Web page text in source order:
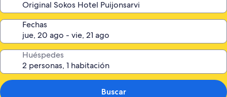
Fechas
Huéspedes
Buscar